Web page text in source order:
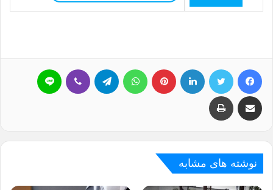
فیسبوک توییتر لینکداین پینتریست تلگرام وایبر
اشتراک گذاری با ایمیل چاپ
نوشته های مشابه